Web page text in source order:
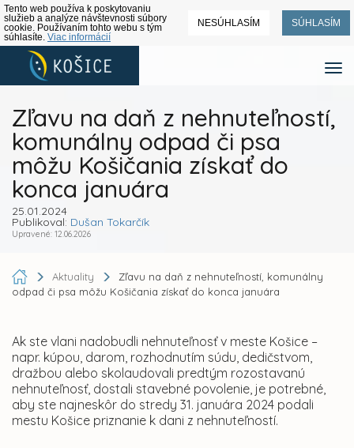
Tento web používa k poskytovaniu
služieb a analýze návštevnosti súbory
cookie. Používaním tohto webu s tým
súhlasíte. Viac informácií
NESÚHLASÍM SÚHLASÍM
Zľavu na daň z nehnuteľností,
komunálny odpad či psa
môžu Košičania získať do
konca januára
25.01.2024
Publikoval: Dušan Tokarčík
Upravené: 12.06.2026
Aktuality
Zľavu na daň z nehnuteľností, komunálny
odpad či psa môžu Košičania získať do konca januára
Ak ste vlani nadobudli nehnuteľnosť v meste Košice –
napr. kúpou, darom, rozhodnutím súdu, dedičstvom,
dražbou alebo skolaudovali predtým rozostavanú
nehnuteľnosť, dostali stavebné povolenie, je potrebné,
aby ste najneskôr do stredy 31. januára 2024 podali
mestu Košice priznanie k dani z nehnuteľností.